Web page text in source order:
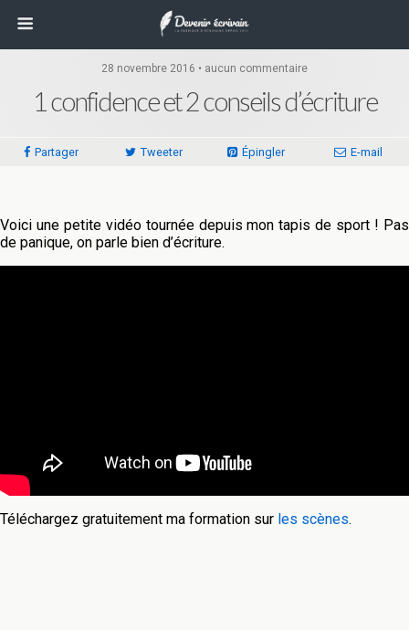
28 novembre 2016 • aucun commentaire
1 confidence et 2 conseils d’écriture
Partager Tweeter Épingler E-mail
Voici une petite vidéo tournée depuis mon tapis de sport ! Pas
de panique, on parle bien d’écriture.
Téléchargez gratuitement ma formation sur les scènes.